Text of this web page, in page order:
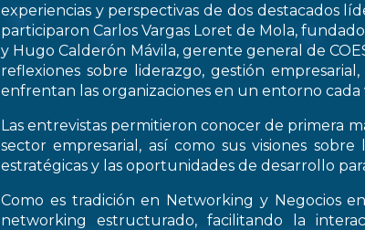
experiencias y perspectivas de dos destacados
participaron Carlos Vargas Loret de Mola,
y Hugo Calderón Mávila, gerente general de
reflexiones sobre liderazgo, gestión
enfrentan las organizaciones en un entorno cada
Las entrevistas permitieron conocer de primera
sector empresarial, así como sus visiones
estratégicas y las oportunidades de desarrollo
Como es tradición en Networking y Negocios
networking estructurado, facilitando la